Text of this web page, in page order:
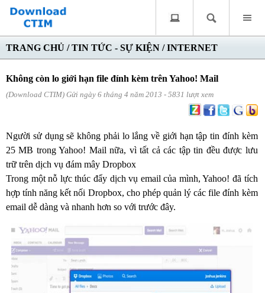
TRANG CHỦ /TIN TỨC - SỰ KIỆN /INTERNET
Không còn lo giới hạn file đính kèm trên Yahoo! Mail
(Download CTIM) Gửi ngày 6 tháng 4 năm 2013 - 5831 lượt xem
Người sử dụng sẽ không phải lo lắng về giới hạn tập tin đính kèm
25 MB trong Yahoo! Mail nữa, vì tất cả các tập tin đều được lưu
trữ trên dịch vụ đám mây Dropbox
Trong một nỗ lực thúc đẩy dịch vụ email của mình, Yahoo! đã tích
hợp tính năng kết nối Dropbox, cho phép quản lý các file đính kèm
email dễ dàng và nhanh hơn so với trước đây.